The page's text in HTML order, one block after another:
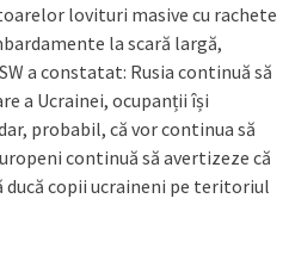
lovituri masive cu rachete
la scară largă,
a constatat: Rusia continuă să
a Ucrainei, ocupanții își
probabil, că vor continua să
continuă să avertizeze că
ducă copii ucraineni pe teritoriul